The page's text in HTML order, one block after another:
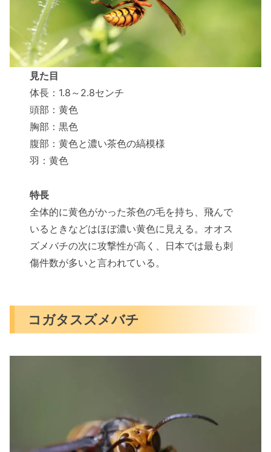
見た目
体長：1.8～2.8センチ
頭部：黄色
胸部：黒色
腹部：黄色と濃い茶色の縞模様
羽：黄色
特長
全体的に黄色がかった茶色の毛を持ち、飛んで
いるときなどはほぼ濃い黄色に見える。オオス
ズメバチの次に攻撃性が高く、日本では最も刺
傷件数が多いと言われている。
コガタスズメバチ